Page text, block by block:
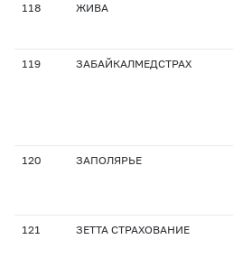
118 ЖИВА
119 ЗАБАЙКАЛМЕДСТРАХ
120 ЗАПОЛЯРЬЕ
121 ЗЕТТА СТРАХОВАНИЕ